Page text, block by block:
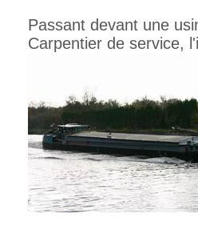
Passant devant une
Carpentier de service,